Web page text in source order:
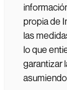
propia de
las
lo que
garantizar